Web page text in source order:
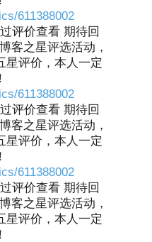
611388002
评价查看 期待回
客之星评选活动，
星评价，本人一定
611388002
评价查看 期待回
客之星评选活动，
星评价，本人一定
611388002
评价查看 期待回
客之星评选活动，
星评价，本人一定